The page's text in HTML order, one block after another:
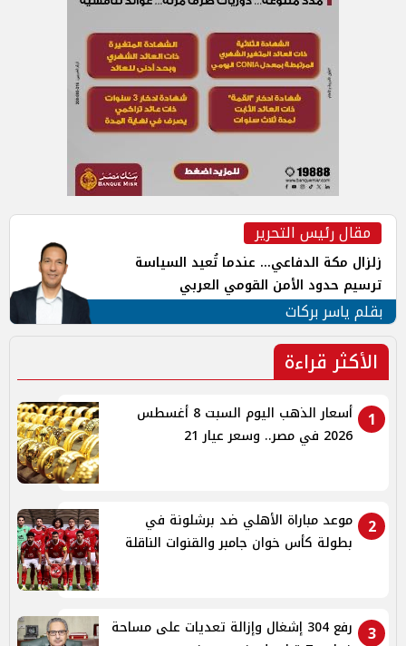
مقال رئيس التحرير
زلزال مكة الدفاعي... عندما تُعيد السياسة
ترسيم حدود الأمن القومي العربي
بقلم ياسر بركات
الأكثر قراءة
1
أسعار الذهب اليوم السبت 8 أغسطس
2026 في مصر.. وسعر عيار 21
2
موعد مباراة الأهلي ضد برشلونة في
بطولة كأس خوان جامبر والقنوات الناقلة
3
رفع 304 إشغال وإزالة تعديات على مساحة